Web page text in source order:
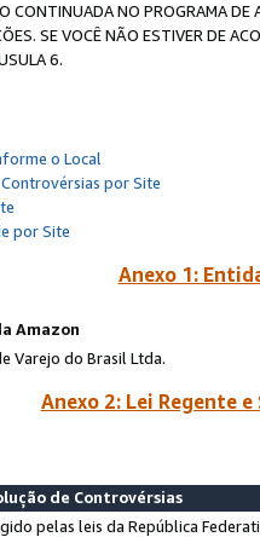
NO PROGRAMA DE
SE VOCÊ NÃO ESTIVER DE
6.
o Local
por Site
por Site
Anexo 1:
Amazon
Varejo do Brasil Ltda.
Anexo 2: Lei Regente
de Controvérsias
pelas leis da República